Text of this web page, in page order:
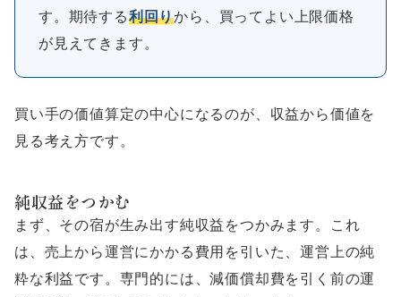
す。期待する利回りから、買ってよい上限価格
が見えてきます。
買い手の価値算定の中心になるのが、収益から価値を
見る考え方です。
純収益をつかむ
まず、その宿が生み出す純収益をつかみます。これ
は、売上から運営にかかる費用を引いた、運営上の純
粋な利益です。専門的には、減価償却費を引く前の運